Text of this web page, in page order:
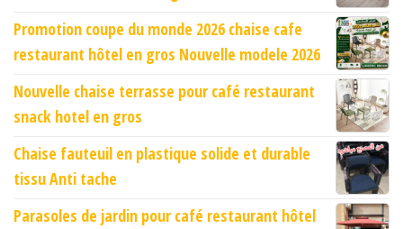
Promotion coupe du monde 2026 chaise cafe
restaurant hôtel en gros Nouvelle modele 2026
Nouvelle chaise terrasse pour café restaurant
snack hotel en gros
Chaise fauteuil en plastique solide et durable
tissu Anti tache
Parasoles de jardin pour café restaurant hôtel